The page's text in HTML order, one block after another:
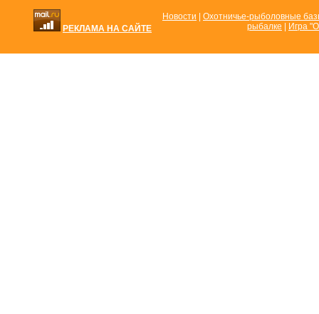
РЕКЛАМА НА САЙТЕ
Новости
Охотничье-рыболовные
рыбалке
Игра